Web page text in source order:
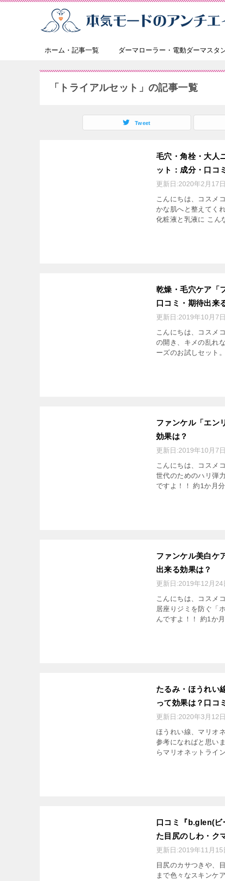
ホーム・記事一覧 ダーマローラー・電動ダーマスタ
「トライアルセット」の記事一覧
Tweet
毛穴・角栓・大人
ット：成分・口コ
更新日:2020年2月17日
こんにちは、コスメ
かな肌へと整えてく
化粧液と乳液に こん
乾燥・毛穴ケア「
口コミ・期待出来
更新日:2019年10月7日
こんにちは、コスメ
の開き、キメの乱れ
ーズのお試しセット
ファンケル「エン
効果は？
更新日:2019年10月7日
こんにちは、コスメ
世代のためのハリ弾
ですよ！！ 約1か月
ファンケル美白ケ
出来る効果は？
更新日:2019年12月24
こんにちは、コスメ
居座りジミを防ぐ「
んですよ！！ 約1か
たるみ・ほうれい
って効果は？口コミ
更新日:2020年3月12日
ほうれい線、マリオ
参考になればと思い
らマリオネットライ
口コミ『b.glen(ビ
た目尻のしわ・ク
更新日:2019年11月15
目尻のカサつきや、
まで色々なスキンケ